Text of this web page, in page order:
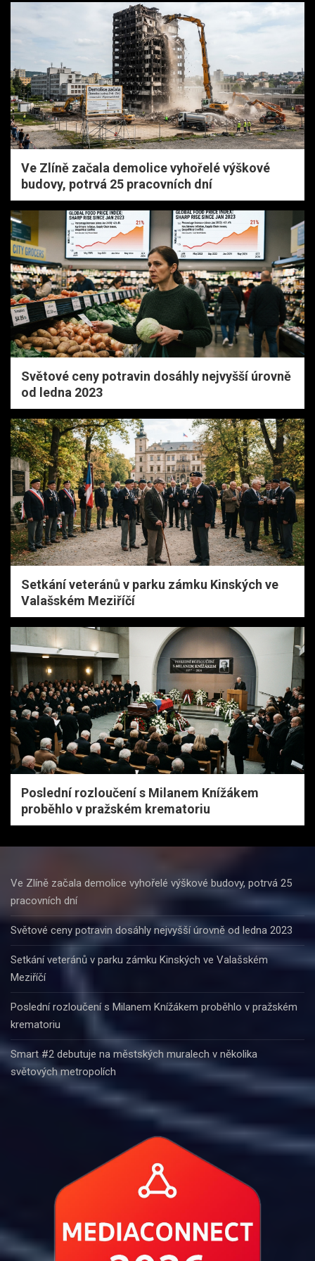
Ve Zlíně začala demolice vyhořelé výškové
budovy, potrvá 25 pracovních dní
Světové ceny potravin dosáhly nejvyšší úrovně
od ledna 2023
Setkání veteránů v parku zámku Kinských ve
Valašském Meziříčí
Poslední rozloučení s Milanem Knížákem
proběhlo v pražském krematoriu
Ve Zlíně začala demolice vyhořelé výškové budovy, potrvá 25
pracovních dní
Světové ceny potravin dosáhly nejvyšší úrovně od ledna 2023
Setkání veteránů v parku zámku Kinských ve Valašském
Meziříčí
Poslední rozloučení s Milanem Knížákem proběhlo v pražském
krematoriu
Smart #2 debutuje na městských muralech v několika
světových metropolích